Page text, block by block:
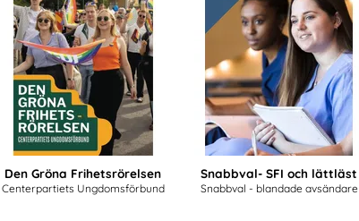
Den Gröna Frihetsrörelsen
Centerpartiets Ungdomsförbund
Snabbval- SFI och lättläst
Snabbval - blandade avsändare